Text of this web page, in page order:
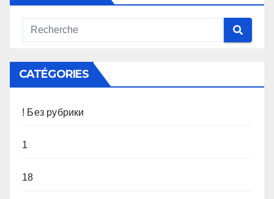
CATÉGORIES
! Без рубрики
1
18